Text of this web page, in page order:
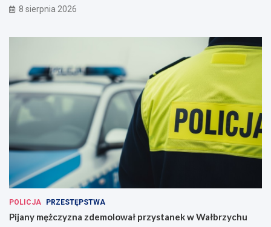
8 sierpnia 2026
POLICJA PRZESTĘPSTWA
Pijany mężczyzna zdemolował przystanek w Wałbrzychu